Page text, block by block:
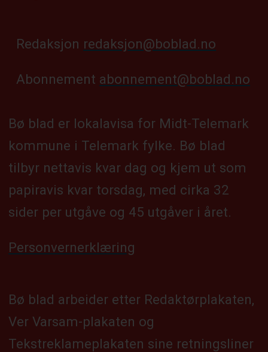
Redaksjon redaksjon@boblad.no
Abonnement abonnement@boblad.no
Bø blad er lokalavisa for Midt-Telemark
kommune i Telemark fylke. Bø blad
tilbyr nettavis kvar dag og kjem ut som
papiravis kvar torsdag, med cirka 32
sider per utgåve og 45 utgåver i året.
Personvernerklæring
Bø blad arbeider etter Redaktørplakaten,
Ver Varsam-plakaten og
Tekstreklameplakaten sine retningsliner